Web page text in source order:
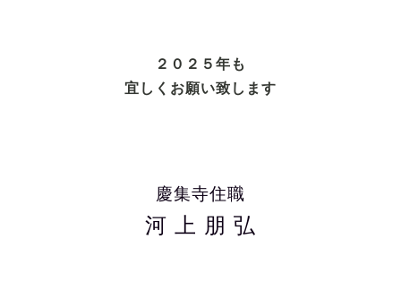
２０２５年も
宜しくお願い致します
慶集寺住職
河 上 朋 弘